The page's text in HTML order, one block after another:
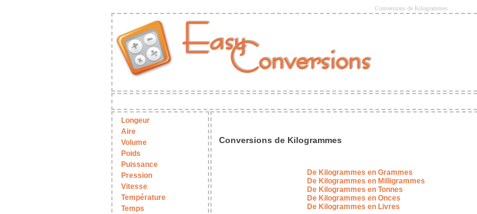
Conversions de Kilogrammes
Longeur
Aire
Volume
Poids
Puissance
Pression
Vitesse
Température
Temps
Conversions de Kilogrammes
De Kilogrammes en Grammes
De Kilogrammes en Milligrammes
De Kilogrammes en Tonnes
De Kilogrammes en Onces
De Kilogrammes en Livres